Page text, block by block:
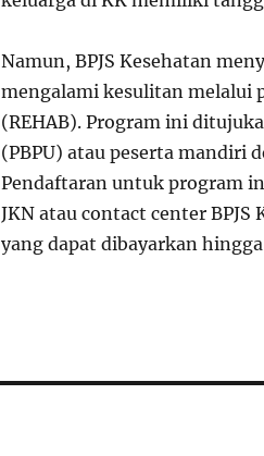
Namun, BPJS Kesehatan
mengalami kesulitan melalui
(REHAB). Program ini
(PBPU) atau peserta mandiri
Pendaftaran untuk program
JKN atau contact center
yang dapat dibayarkan